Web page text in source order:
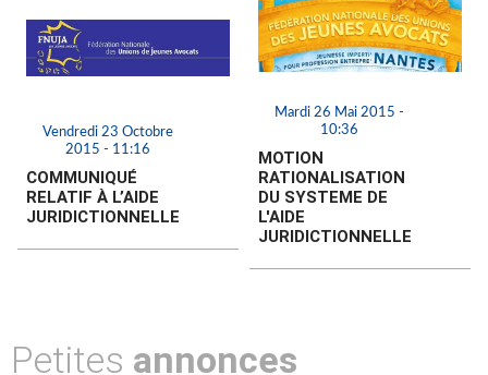
Vendredi 23 Octobre
2015 - 11:16
COMMUNIQUÉ
RELATIF À L’AIDE
JURIDICTIONNELLE
Mardi 26 Mai 2015 -
10:36
MOTION
RATIONALISATION
DU SYSTEME DE
L'AIDE
JURIDICTIONNELLE
Petites annonces